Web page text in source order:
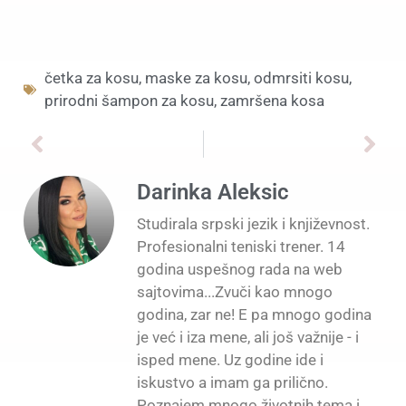
četka za kosu, maske za kosu, odmrsiti kosu,
prirodni šampon za kosu, zamršena kosa
Darinka Aleksic
Studirala srpski jezik i književnost.
Profesionalni teniski trener. 14
godina uspešnog rada na web
sajtovima...Zvuči kao mnogo
godina, zar ne! E pa mnogo godina
je već i iza mene, ali još važnije - i
isped mene. Uz godine ide i
iskustvo a imam ga prilično.